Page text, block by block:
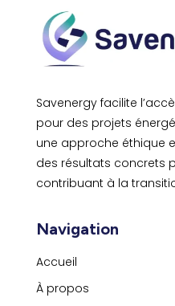
Savenergy facilite
pour des projets
une approche éthique
des résultats concrets
contribuant à la
Navigation
Accueil
À propos